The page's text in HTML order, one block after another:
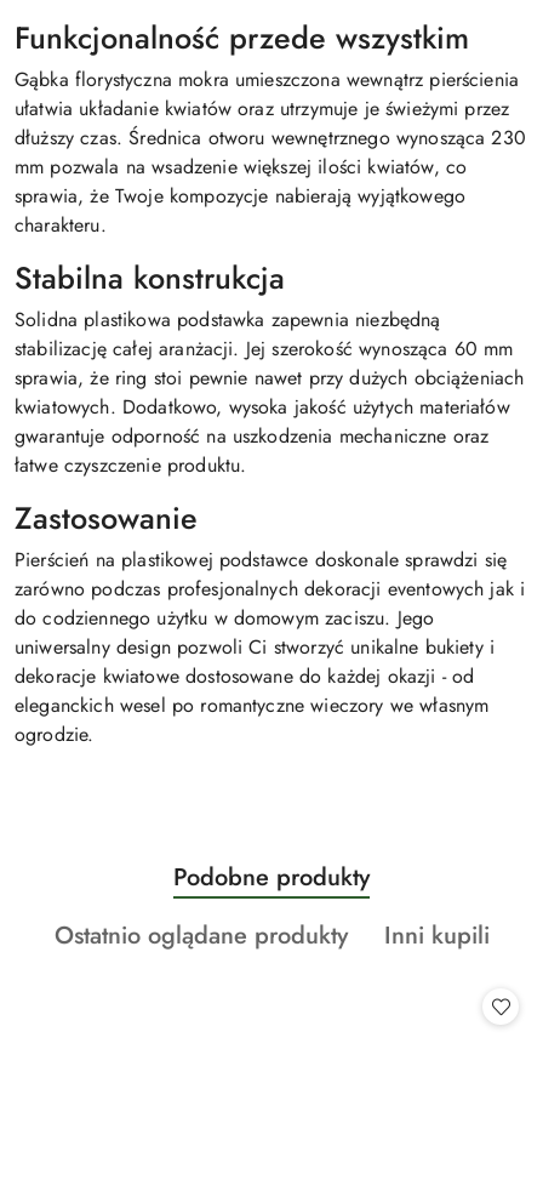
Funkcjonalność przede wszystkim
Gąbka florystyczna mokra umieszczona wewnątrz pierścienia
ułatwia układanie kwiatów oraz utrzymuje je świeżymi przez
dłuższy czas. Średnica otworu wewnętrznego wynosząca 230
mm pozwala na wsadzenie większej ilości kwiatów, co
sprawia, że Twoje kompozycje nabierają wyjątkowego
charakteru.
Stabilna konstrukcja
Solidna plastikowa podstawka zapewnia niezbędną
stabilizację całej aranżacji. Jej szerokość wynosząca 60 mm
sprawia, że ring stoi pewnie nawet przy dużych obciążeniach
kwiatowych. Dodatkowo, wysoka jakość użytych materiałów
gwarantuje odporność na uszkodzenia mechaniczne oraz
łatwe czyszczenie produktu.
Zastosowanie
Pierścień na plastikowej podstawce doskonale sprawdzi się
zarówno podczas profesjonalnych dekoracji eventowych jak i
do codziennego użytku w domowym zaciszu. Jego
uniwersalny design pozwoli Ci stworzyć unikalne bukiety i
dekoracje kwiatowe dostosowane do każdej okazji - od
eleganckich wesel po romantyczne wieczory we własnym
ogrodzie.
Pomiń karuzelę produktów
Produkty
o
statusie:
Podobne produkty
Produkty
Ostatnio oglądane produkty
Produkty
Inni kupili